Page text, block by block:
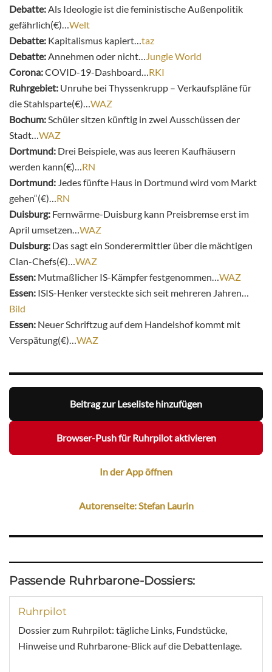
Debatte: Als Ideologie ist die feministische Außenpolitik
gefährlich(€)… Welt
Debatte: Kapitalismus kapiert… taz
Debatte: Annehmen oder nicht…
Jungle World
Corona:COVID-19-Dashboard… RKI
Ruhrgebiet: Unruhe bei Thyssenkrupp – Verkaufspläne für
die Stahlsparte(€)… WAZ
Bochum: Schüler sitzen künftig in zwei Ausschüssen der
Stadt… WAZ
Dortmund: Drei Beispiele, was aus leeren Kaufhäusern
werden kann(€)… RN
Dortmund: Jedes fünfte Haus in Dortmund wird vom Markt
gehen“(€)… RN
Duisburg: Fernwärme-Duisburg kann Preisbremse erst im
April umsetzen… WAZ
Duisburg: Das sagt ein Sonderermittler über die mächtigen
Clan-Chefs(€)… WAZ
Essen: Mutmaßlicher IS-Kämpfer festgenommen… WAZ
Essen: ISIS-Henker versteckte sich seit mehreren Jahren…
Bild
Essen: Neuer Schriftzug auf dem Handelshof kommt mit
Verspätung(€)… WAZ
Beitrag zur Leseliste hinzufügen
Browser-Push für Ruhrpilot aktivieren
In der App öffnen
Autorenseite: Stefan Laurin
Passende Ruhrbarone-Dossiers:
Ruhrpilot
Dossier zum Ruhrpilot: tägliche Links, Fundstücke,
Hinweise und Ruhrbarone-Blick auf die Debattenlage.